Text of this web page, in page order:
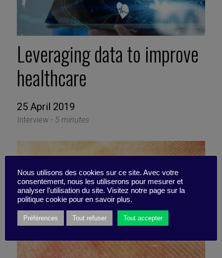
Leveraging data to improve
healthcare
25 April 2019
Interview - 5 minutes
Nous utilisons des cookies sur ce site. Avec votre
consentement, nous les utiliserons pour mesurer et
analyser l'utilisation du site. Visitez notre page sur la
politique cookie pour en savoir plus.
Préférences Tout refuser Tout accepter